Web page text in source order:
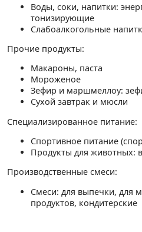
Воды, соки, напитки:
тонизирующие
Слабоалкогольные
Прочие продукты:
Макароны, паста
Мороженое
Зефир и маршмеллоу:
Сухой завтрак и мюсли
Специализированное питание:
Спортивное питание
Продукты для животных:
Производственные смеси:
Смеси: для выпечки, для
продуктов, кондитерские